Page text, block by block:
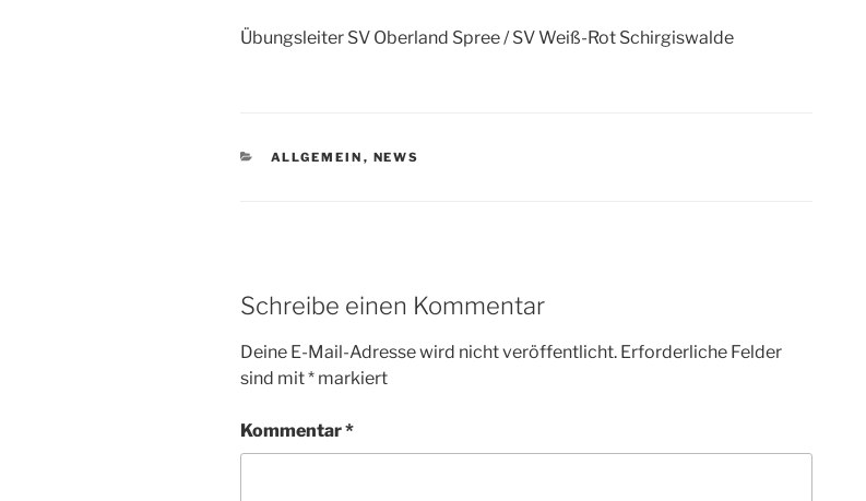
Übungsleiter SV Oberland Spree / SV Weiß-Rot Schirgiswalde
KATEGORIEN
ALLGEMEIN , NEWS
Schreibe einen Kommentar
Deine E-Mail-Adresse wird nicht veröffentlicht. Erforderliche Felder
sind mit* markiert
Kommentar*